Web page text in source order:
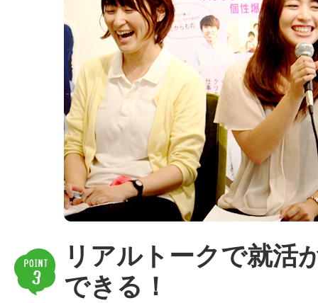
リアルトークで就活
できる！